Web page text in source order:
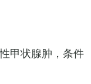
甲状腺肿，条件